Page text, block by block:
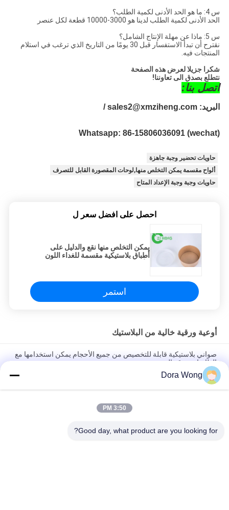
س 4: ما هو الحد الأدنى لكمية الطلب؟
الحد الأدنى لكمية الطلب لدينا هو 3000-10000 قطعة لكل عنصر
س 5: ماذا عن مهلة الإنتاج الشامل؟
نقترح أن تبدأ الاستفسار قبل 30 يومًا من التاريخ الذي ترغب في استلام
المنتجات فيه.
شكرا جزيلا لعرض هذه الصفحة
نتطلع بصدق الى تعاوننا!
اتصل بنا:
البريد: sales2@xmziheng.com /
Whatsapp: 86-15806036091 (wechat)
حاويات تحضير وجبة جاهزة
ألواح مقسمة يمكن التخلص منها,لوحات المقصورة القابل للتصرف
حاويات وجبة وجبة الإعداد المتاح
احصل على افضل سعر ل
يمكن التخلص منها نقع والدليل على
أطباق بلاستيكية مقسمة للغداء اللون
استمر
أوعية ورقية خالية من البلاستيك
صواني بلاستيكية قابلة للتخصيص من جميع الأحجام يمكن استخدامها مع
الطاسات ورقة البني
PP البلاستيكية القابل للتصرف لوحات مقسمة للعشاء ، والانحناء
ومقاومة للكسر
لوحات كعكة بلاستيكية صديقة للبيئة ، لوحات بلاستيكية قابلة لإعادة
Dora Wong
3:50 PM
Good day, what product are you looking for?